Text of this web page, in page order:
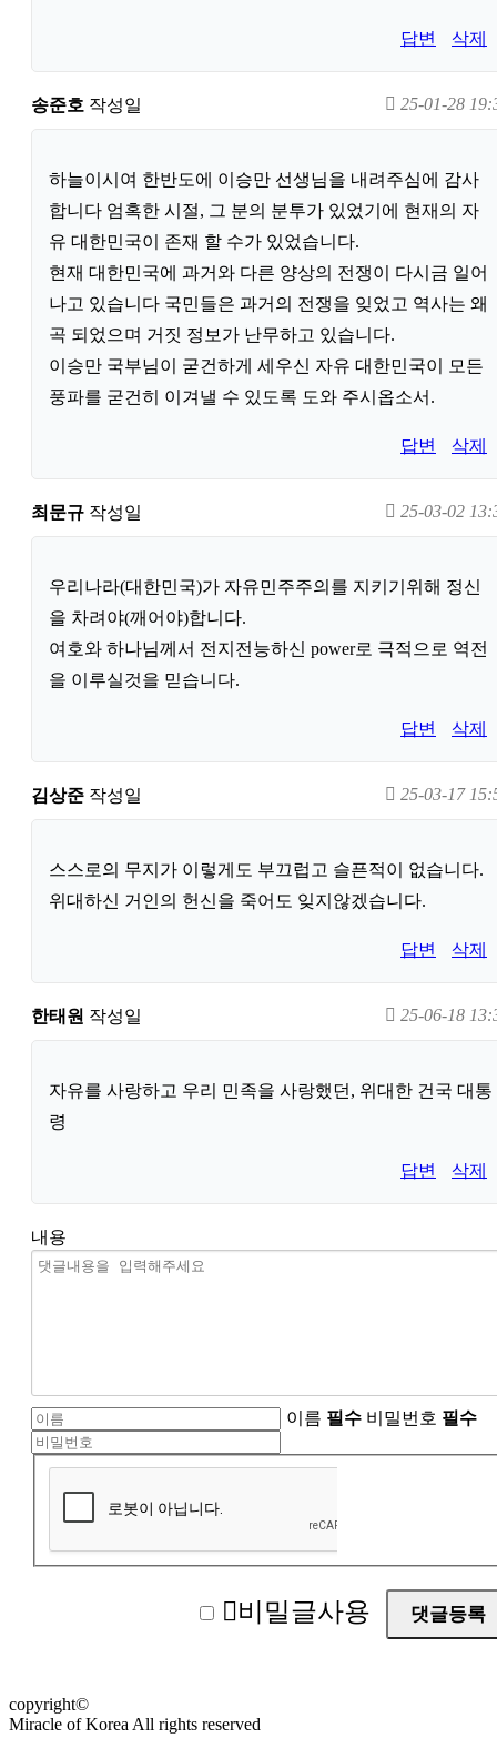
답변 삭제
송준호 작성일 25-01-28
하늘이시여 한반도에 이승만 선생님을 내려주심에 감사
합니다 엄혹한 시절, 그 분의 분투가 있었기에 현재의 자
유 대한민국이 존재 할 수가 있었습니다.
현재 대한민국에 과거와 다른 양상의 전쟁이 다시금 일어
나고 있습니다 국민들은 과거의 전쟁을 잊었고 역사는 왜
곡 되었으며 거짓 정보가 난무하고 있습니다.
이승만 국부님이 굳건하게 세우신 자유 대한민국이 모든
풍파를 굳건히 이겨낼 수 있도록 도와 주시옵소서.
답변 삭제
최문규 작성일 25-03-02
우리나라(대한민국)가 자유민주주의를 지키기위해 정신
을 차려야(깨어야)합니다.
여호와 하나님께서 전지전능하신 power로 극적으로 역전
을 이루실것을 믿습니다.
답변 삭제
김상준 작성일 25-03-17
스스로의 무지가 이렇게도 부끄럽고 슬픈적이 없습니다.
위대하신 거인의 헌신을 죽어도 잊지않겠습니다.
답변 삭제
한태원 작성일 25-06-18
자유를 사랑하고 우리 민족을 사랑했던, 위대한 건국 대통
령
답변 삭제
내용
이름 필수 비밀번호 필수
비밀글사용
copyright©
Miracle of Korea All rights reserved